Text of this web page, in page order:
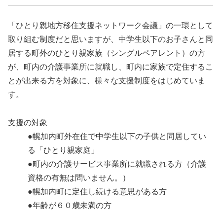
「ひとり親地方移住支援ネットワーク会議」の一環として
取り組む制度だと思いますが、中学生以下のお子さんと同
居する町外のひとり親家族（シングルペアレント）の方
が、町内の介護事業所に就職し、町内に家族で定住するこ
とが出来る方を対象に、様々な支援制度をはじめていま
す。
支援の対象
●幌加内町外在住で中学生以下の子供と同居してい
る「ひとり親家庭」
●町内の介護サービス事業所に就職される方（介護
資格の有無は問いません。）
●幌加内町に定住し続ける意思がある方
●年齢が６０歳未満の方